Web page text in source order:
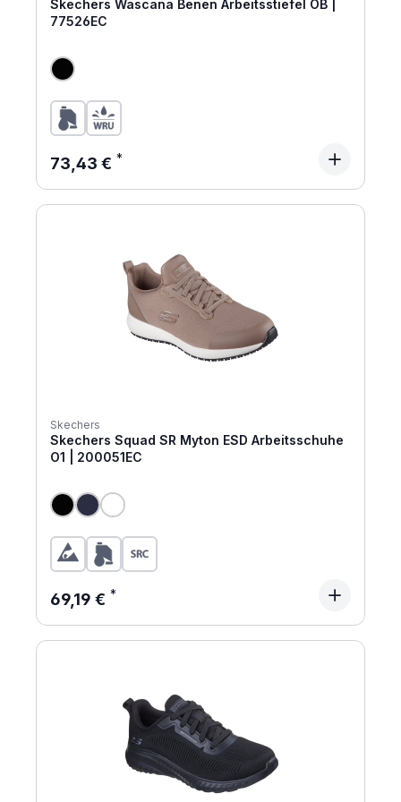
Skechers Wascana Benen Arbeitsstiefel OB |
77526EC
Regulärer Preis:
73,43 €
Skechers
Skechers Squad SR Myton ESD Arbeitsschuhe
O1 | 200051EC
Regulärer Preis:
69,19 €